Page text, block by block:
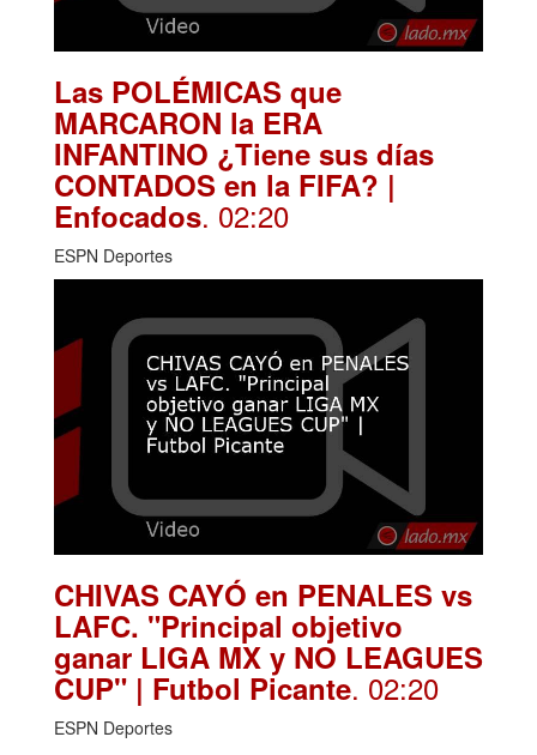
Las POLÉMICAS que
MARCARON la ERA
INFANTINO ¿Tiene sus días
CONTADOS en la FIFA? |
Enfocados. 02:20
ESPN Deportes
CHIVAS CAYÓ en PENALES vs
LAFC. "Principal objetivo
ganar LIGA MX y NO LEAGUES
CUP" | Futbol Picante. 02:20
ESPN Deportes